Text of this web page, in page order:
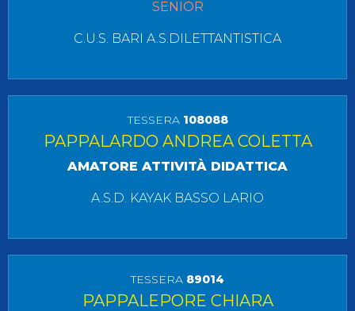
SENIOR
C.U.S. BARI A.S.DILETTANTISTICA
TESSERA 108088
PAPPALARDO ANDREA COLETTA
AMATORE ATTIVITÀ DIDATTICA
A.S.D. KAYAK BASSO LARIO
TESSERA 89014
PAPPALEPORE CHIARA